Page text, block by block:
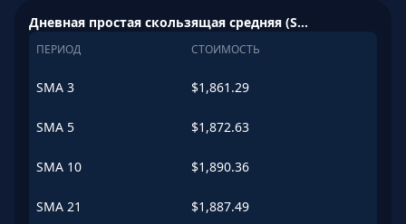
Дневная простая скользящая средняя (SMA)
ПЕРИОД СТОИМОСТЬ
SMA 3 $1,861.29
SMA 5 $1,872.63
SMA 10 $1,890.36
SMA 21 $1,887.49